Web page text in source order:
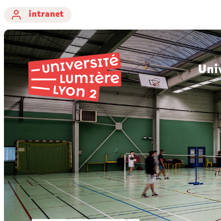
intranet